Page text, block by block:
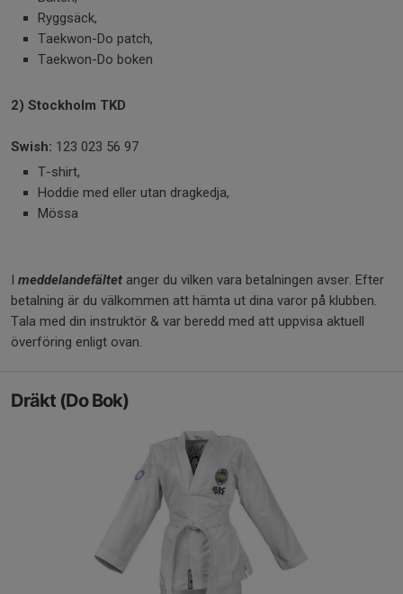
Ryggsäck,
Taekwon-Do patch,
Taekwon-Do boken
2) Stockholm TKD
Swish: 123 023 56 97
T-shirt,
Hoddie med eller utan dragkedja,
Mössa
I meddelandefältet anger du vilken vara betalningen avser. Efter
betalning är du välkommen att hämta ut dina varor på klubben.
Tala med din instruktör & var beredd med att uppvisa aktuell
överföring enligt ovan.
Dräkt (Do Bok)